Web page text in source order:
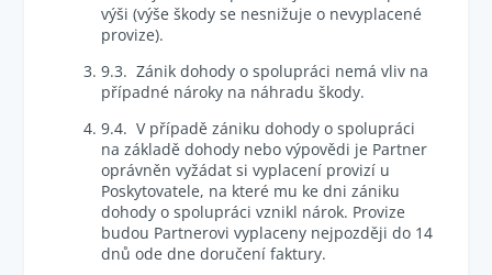
výši (výše škody se nesnižuje o nevyplacené
provize).
9.3. Zánik dohody o spolupráci nemá vliv na
případné nároky na náhradu škody.
9.4. V případě zániku dohody o spolupráci
na základě dohody nebo výpovědi je Partner
oprávněn vyžádat si vyplacení provizí u
Poskytovatele, na které mu ke dni zániku
dohody o spolupráci vznikl nárok. Provize
budou Partnerovi vyplaceny nejpozději do 14
dnů ode dne doručení faktury.